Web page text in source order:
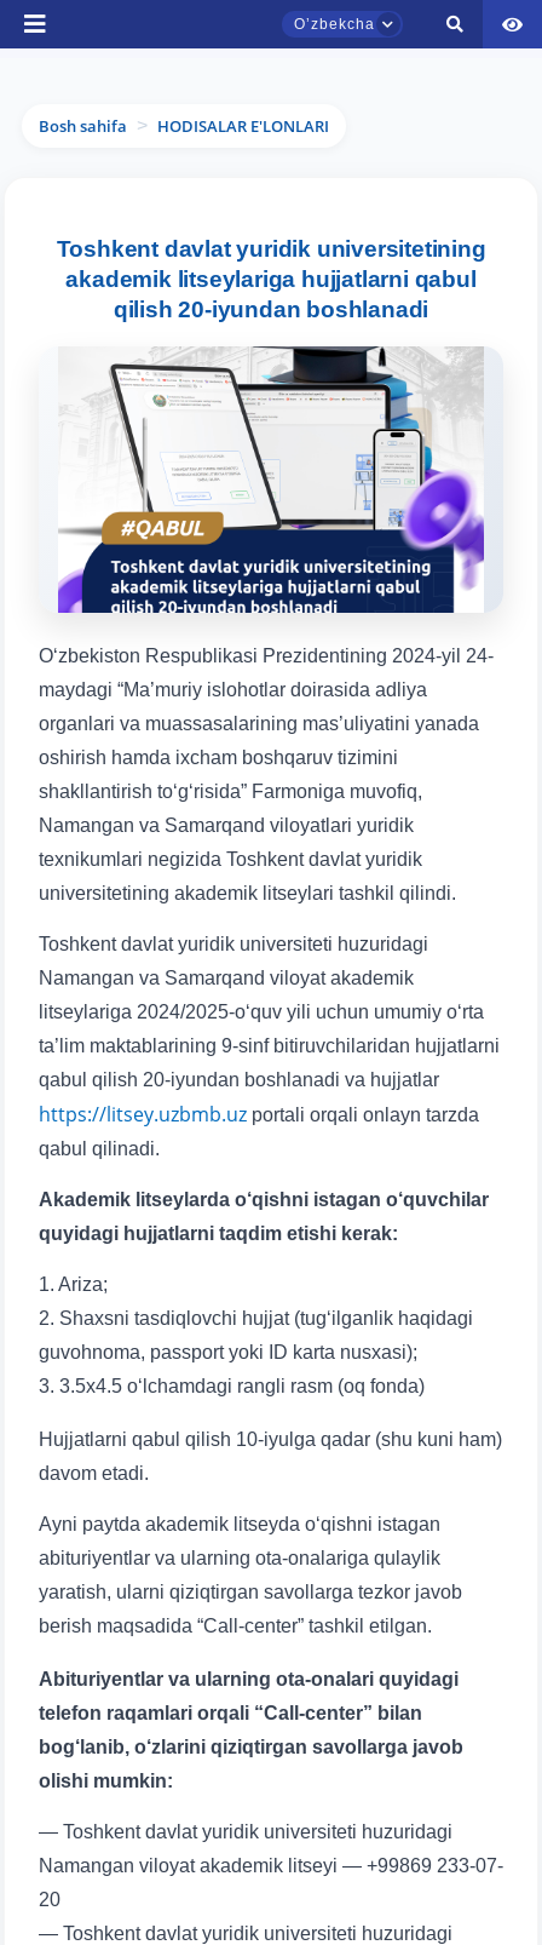
Oʼzbekcha
Telefon raqamingiz
Pochta
Bosh sahifa > HODISALAR E'LONLARI
Toshkent davlat yuridik universitetining
akademik litseylariga hujjatlarni qabul
qilish 20-iyundan boshlanadi
O‘zbekiston Respublikasi Prezidentining 2024-yil 24-
maydagi “Ma’muriy islohotlar doirasida adliya
organlari va muassasalarining mas’uliyatini yanada
oshirish hamda ixcham boshqaruv tizimini
shakllantirish to‘g‘risida” Farmoniga muvofiq,
Namangan va Samarqand viloyatlari yuridik
texnikumlari negizida Toshkent davlat yuridik
universitetining akademik litseylari tashkil qilindi.
Toshkent davlat yuridik universiteti huzuridagi
Namangan va Samarqand viloyat akademik
litseylariga 2024/2025-o‘quv yili uchun umumiy o‘rta
ta’lim maktablarining 9-sinf bitiruvchilaridan hujjatlarni
qabul qilish 20-iyundan boshlanadi va hujjatlar
https://litsey.uzbmb.uz portali orqali onlayn tarzda
qabul qilinadi.
Akademik litseylarda o‘qishni istagan o‘quvchilar
quyidagi hujjatlarni taqdim etishi kerak:
1. Ariza;
2. Shaxsni tasdiqlovchi hujjat (tug‘ilganlik haqidagi
guvohnoma, passport yoki ID karta nusxasi);
3. 3.5x4.5 o‘lchamdagi rangli rasm (oq fonda)
Hujjatlarni qabul qilish 10-iyulga qadar (shu kuni ham)
davom etadi.
Ayni paytda akademik litseyda o‘qishni istagan
abituriyentlar va ularning ota-onalariga qulaylik
yaratish, ularni qiziqtirgan savollarga tezkor javob
berish maqsadida “Call-center” tashkil etilgan.
Abituriyentlar va ularning ota-onalari quyidagi
telefon raqamlari orqali “Call-center” bilan
bog‘lanib, o‘zlarini qiziqtirgan savollarga javob
olishi mumkin:
— Toshkent davlat yuridik universiteti huzuridagi
Namangan viloyat akademik litseyi — +99869 233-07-
20
— Toshkent davlat yuridik universiteti huzuridagi
TDYU qabul murojaatlari chati
Onlayn
chatiga xush kelibsiz.
Qabul bo'yicha murojaatlaringizni ushbu
chatda qoldiring.
Mavzuni tanlang — keyin shu mavzudagi aniq
savollar chiqadi:
1. Hujjatlar (bakalavr) (5) 2. Hujjatlar (magistr) (4)
5. To'lov-kontrakt (2) 6. Elektron ariza (16)
7. Call-center (4) 8. Bakalavriat kvotasi (3)